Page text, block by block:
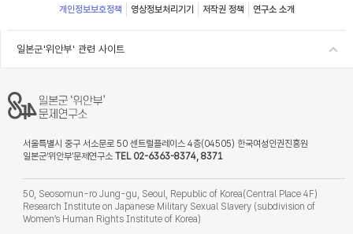
개인정보보호정책 영상정보처리기기 저작권 정책 연구소 소개
일본군'위안부' 관련 사이트
서울특별시 중구 서소문로 50 센트럴플레이스 4층(04505) 한국여성인권진흥원
일본군‘위안부’문제연구소 TEL 02-6363-8374, 8371
50, Seosomun-ro Jung-gu, Seoul, Republic of Korea(Central Place 4F)
Research Institute on Japanese Military Sexual Slavery (subdivision of
Women’s Human Rights Institute of Korea)